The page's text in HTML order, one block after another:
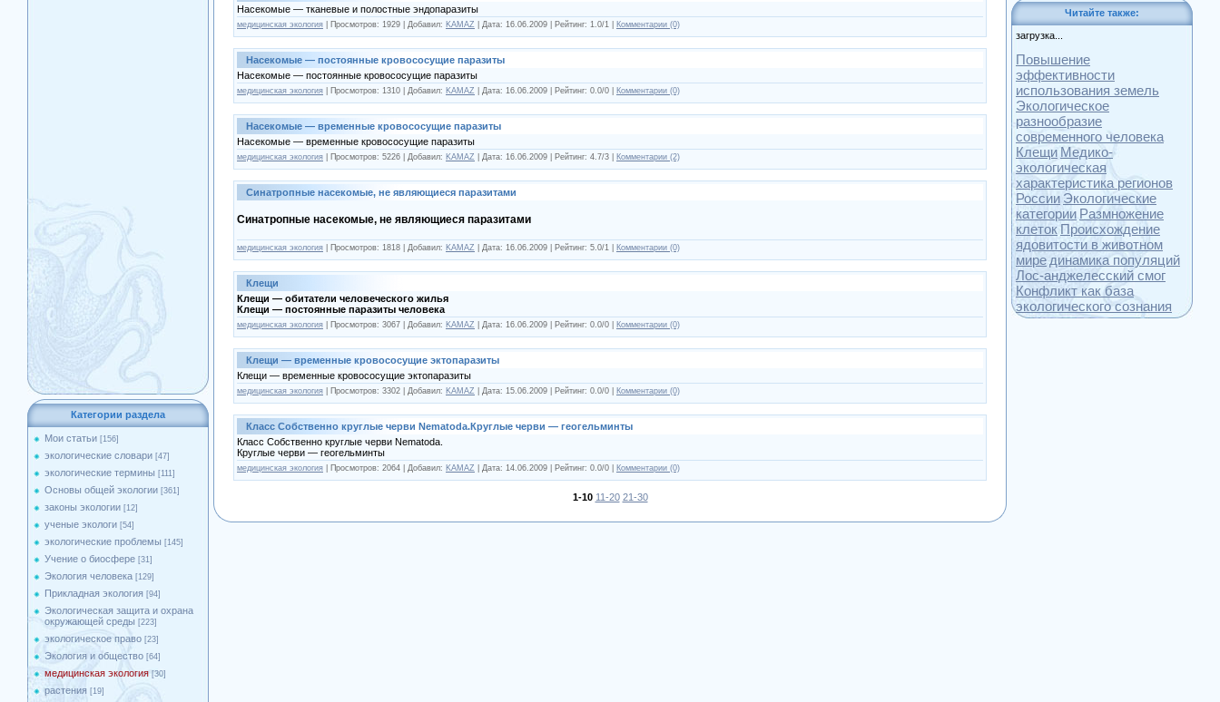
Категории раздела
Мои статьи [156]
экологические словари [47]
экологические термины [111]
Основы общей экологии [361]
законы экологии [12]
ученые экологи [54]
экологические проблемы [145]
Учение о биосфере [31]
Экология человека [129]
Прикладная экология [94]
Экологическая защита и охрана
окружающей среды [223]
экологическое право [23]
Экология и общество [64]
медицинская экология [30]
растения [19]
Насекомые — тканевые и полостные эндопаразиты
медицинская экология | Просмотров: 1929 | Добавил: KAMAZ | Дата: 16.06.2009 | Рейтинг: 1.0/1 | Комментарии (0)
Насекомые — постоянные кровососущие паразиты
Насекомые — постоянные кровососущие паразиты
медицинская экология | Просмотров: 1310 | Добавил: KAMAZ | Дата: 16.06.2009 | Рейтинг: 0.0/0 | Комментарии (0)
Насекомые — временные кровососущие паразиты
Насекомые — временные кровососущие паразиты
медицинская экология | Просмотров: 5226 | Добавил: KAMAZ | Дата: 16.06.2009 | Рейтинг: 4.7/3 | Комментарии (2)
Синатропные насекомые, не являющиеся паразитами
Синатропные насекомые, не являющиеся паразитами
медицинская экология | Просмотров: 1818 | Добавил: KAMAZ | Дата: 16.06.2009 | Рейтинг: 5.0/1 | Комментарии (0)
Клещи
Клещи — обитатели человеческого жилья
Клещи — постоянные паразиты человека
медицинская экология | Просмотров: 3067 | Добавил: KAMAZ | Дата: 16.06.2009 | Рейтинг: 0.0/0 | Комментарии (0)
Клещи — временные кровососущие эктопаразиты
Клещи — временные кровососущие эктопаразиты
медицинская экология | Просмотров: 3302 | Добавил: KAMAZ | Дата: 15.06.2009 | Рейтинг: 0.0/0 | Комментарии (0)
Класс Собственно круглые черви Nematoda.Круглые черви — геогельминты
Класс Собственно круглые черви Nematoda.
Круглые черви — геогельминты
медицинская экология | Просмотров: 2064 | Добавил: KAMAZ | Дата: 14.06.2009 | Рейтинг: 0.0/0 | Комментарии (0)
1-10 11-20 21-30
Читайте также:
загрузка...
Повышение
эффективности
использования земель
Экологическое
разнообразие
современного человека
Клещи Медико-
экологическая
характеристика регионов
России Экологические
категории Размножение
клетокПроисхождение
ядовитости в животном
мире динамика популяций
Лос-анджелесский смог
Конфликт как база
экологического сознания